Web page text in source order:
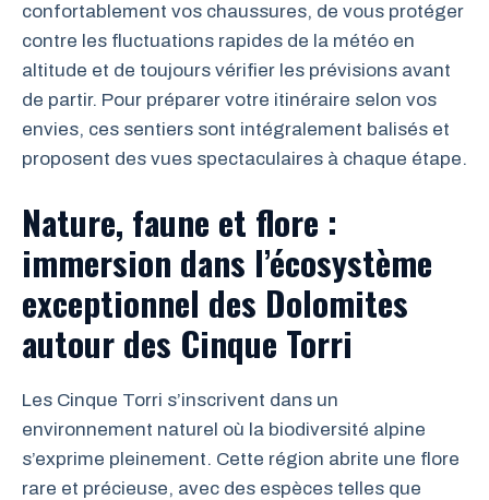
confortablement vos chaussures, de vous protéger
contre les fluctuations rapides de la météo en
altitude et de toujours vérifier les prévisions avant
de partir. Pour préparer votre itinéraire selon vos
envies, ces sentiers sont intégralement balisés et
proposent des vues spectaculaires à chaque étape.
Nature, faune et flore :
immersion dans l’écosystème
exceptionnel des Dolomites
autour des Cinque Torri
Les Cinque Torri s’inscrivent dans un
environnement naturel où la biodiversité alpine
s’exprime pleinement. Cette région abrite une flore
rare et précieuse, avec des espèces telles que